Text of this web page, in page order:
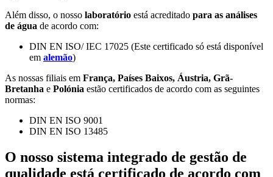
Além disso, o nosso laboratório está acreditado para as análises
de água de acordo com:
DIN EN ISO/ IEC 17025 (Este certificado só está disponível
em alemão)
As nossas filiais em França, Países Baixos, Áustria, Grã-
Bretanha e Polónia estão certificados de acordo com as seguintes
normas:
DIN EN ISO 9001
DIN EN ISO 13485
O nosso sistema integrado de gestão de
qualidade está certificado de acordo com